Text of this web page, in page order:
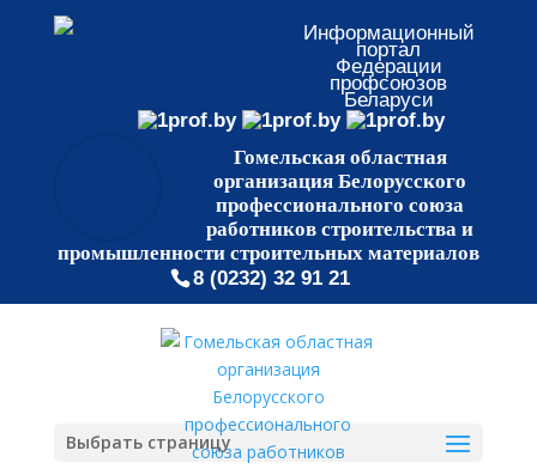
Информационный
портал
Федерации
профсоюзов
Беларуси
Гомельская областная
организация Белорусского
профессионального союза
работников строительства и
промышленности строительных материалов
8 (0232) 32 91 21
Выбрать страницу